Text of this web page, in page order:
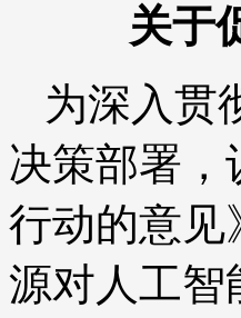
关于
为深入贯
决策部署，
行动的意见
源对人工智